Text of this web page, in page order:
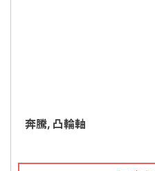
奔騰, 凸輪軸